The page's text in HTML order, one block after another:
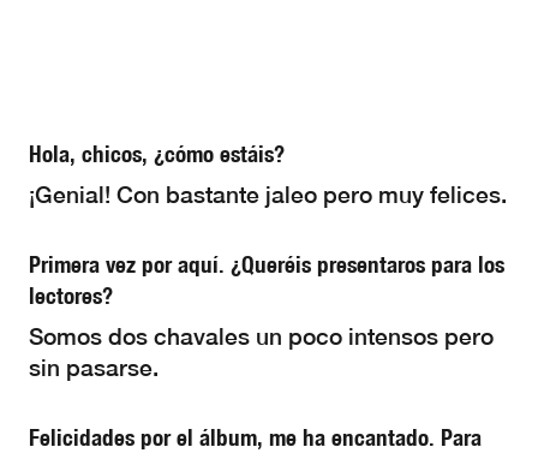
Hola, chicos, ¿cómo estáis?
¡Genial! Con bastante jaleo pero muy felices.
Primera vez por aquí. ¿Queréis presentaros para los
lectores?
Somos dos chavales un poco intensos pero
sin pasarse.
Felicidades por el álbum, me ha encantado. Para